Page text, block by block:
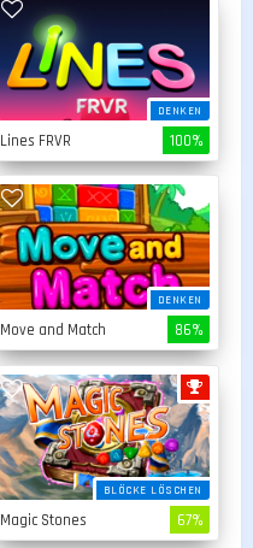
DENKEN
Lines FRVR 100%
DENKEN
Move and Match 86%
BLÖCKE LÖSCHEN
Magic Stones 67%